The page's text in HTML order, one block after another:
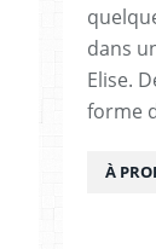
dans
Elise.
forme
À